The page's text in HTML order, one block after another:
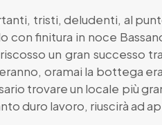
tristi, deludenti, al
con finitura in noce
un gran successo
oramai la bottega
trovare un locale più
duro lavoro, riuscirà ad